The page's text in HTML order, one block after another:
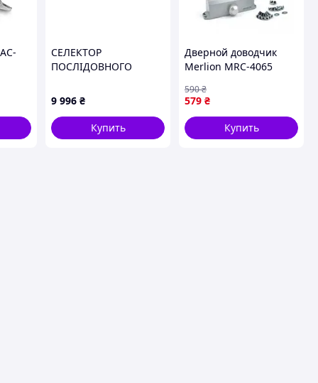
СЕЛЕКТОР
ПОСЛІДОВНОГО
9 996 ₴
Купить
Дверной доводчик
Merlion MRC-4065
579 ₴
590₴
Купить